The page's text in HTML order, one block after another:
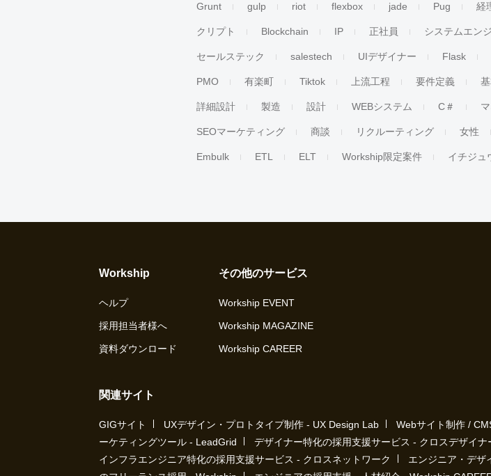
Grunt gulp riot flexbox jade Pug 経
クリプト Blockchain IP 正社員 システムエン
セールステック salestech UIデザイナー Flask
PMO 有楽町 Tiktok 上流工程 要件定義
詳細設計 製造 設計 WEBシステム C＃
SEOマーケティング 商談 リクルーティング 女性
Embulk ETL ELT Workship限定案件 イチジュ
Workship
ヘルプ
採用担当者様へ
資料ダウンロード
その他のサービス
Workship EVENT
Workship MAGAZINE
Workship CAREER
関連サイト
GIGサイト UXデザイン・プロトタイプ制作 - UX Design Lab
Webサイト制作 /
ーケティングツール - LeadGrid
デザイナー特化の採用支援サービス - クロスデザイナ
インフラエンジニア特化の採用支援サービス - クロスネットワーク
エンジニア・デザ